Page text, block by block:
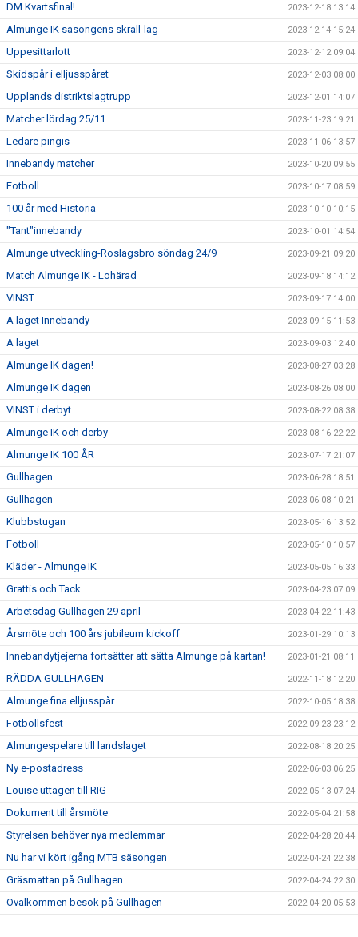
DM Kvartsfinal! 2023-12-18 13:14
Almunge IK säsongens skräll-lag 2023-12-14 15:24
Uppesittarlott 2023-12-12 09:04
Skidspår i elljusspåret 2023-12-03 08:00
Upplands distriktslagtrupp 2023-12-01 14:07
Matcher lördag 25/11 2023-11-23 19:21
Ledare pingis 2023-11-06 13:57
Innebandy matcher 2023-10-20 09:55
Fotboll 2023-10-17 08:59
100 år med Historia 2023-10-10 10:15
"Tant"innebandy 2023-10-01 14:54
Almunge utveckling-Roslagsbro söndag 24/9 2023-09-21 09:20
Match Almunge IK - Lohärad 2023-09-18 14:12
VINST 2023-09-17 14:00
A laget Innebandy 2023-09-15 11:53
A laget 2023-09-03 12:40
Almunge IK dagen! 2023-08-27 03:28
Almunge IK dagen 2023-08-26 08:00
VINST i derbyt 2023-08-22 08:38
Almunge IK och derby 2023-08-16 22:22
Almunge IK 100 ÅR 2023-07-17 21:07
Gullhagen 2023-06-28 18:51
Gullhagen 2023-06-08 10:21
Klubbstugan 2023-05-16 13:52
Fotboll 2023-05-10 10:57
Kläder - Almunge IK 2023-05-05 16:33
Grattis och Tack 2023-04-23 07:09
Arbetsdag Gullhagen 29 april 2023-04-22 11:43
Årsmöte och 100 års jubileum kickoff 2023-01-29 10:13
Innebandytjejerna fortsätter att sätta Almunge på kartan! 2023-01-21 08:11
RÄDDA GULLHAGEN 2022-11-18 12:20
Almunge fina elljusspår 2022-10-05 18:38
Fotbollsfest 2022-09-23 23:12
Almungespelare till landslaget 2022-08-18 20:25
Ny e-postadress 2022-06-03 06:25
Louise uttagen till RIG 2022-05-13 07:24
Dokument till årsmöte 2022-05-04 21:58
Styrelsen behöver nya medlemmar 2022-04-28 20:44
Nu har vi kört igång MTB säsongen 2022-04-24 22:38
Gräsmattan på Gullhagen 2022-04-24 22:30
Ovälkommen besök på Gullhagen 2022-04-20 05:53